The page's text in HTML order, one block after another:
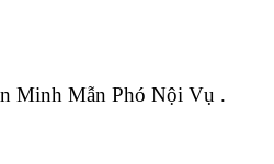
Minh Mẫn Phó Nội Vụ .